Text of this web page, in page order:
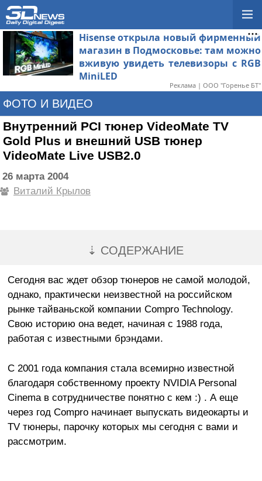
Hisense открыла новый фирменный
магазин в Подмосковье: там можно
вживую увидеть телевизоры с RGB
MiniLED
Реклама | ООО "Горенье БТ"
ФОТО И ВИДЕО
Внутренний PCI тюнер VideoMate TV
Gold Plus и внешний USB тюнер
VideoMate Live USB2.0
26 марта 2004
Виталий Крылов
⇣ СОДЕРЖАНИЕ
Сегодня вас ждет обзор тюнеров не самой молодой,
однако, практически неизвестной на российском
рынке тайваньской компании Compro Technology.
Свою историю она ведет, начиная с 1988 года,
работая с известными брэндами.
С 2001 года компания стала всемирно известной
благодаря собственному проекту NVIDIA Personal
Cinema в сотрудничестве понятно с кем :) . А еще
через год Compro начинает выпускать видеокарты и
TV тюнеры, парочку которых мы сегодня с вами и
рассмотрим.